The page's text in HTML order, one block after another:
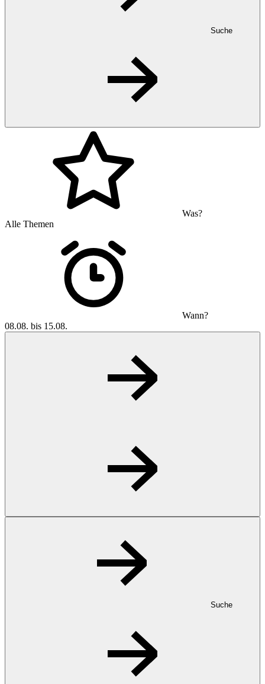
Suche
Was?
Alle Themen
Wann?
08.08. bis 15.08.
Suche